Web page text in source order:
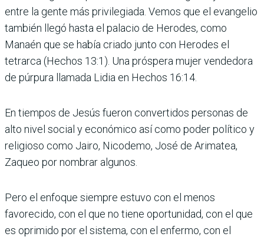
entre la gente más privilegiada. Vemos que el evangelio
también llegó hasta el palacio de Herodes, como
Manaén que se había criado junto con Herodes el
tetrarca (Hechos 13:1). Una próspera mujer vendedora
de púrpura llamada Lidia en Hechos 16:14.
En tiempos de Jesús fueron convertidos personas de
alto nivel social y económico así como poder político y
religioso como Jairo, Nicodemo, José de Arimatea,
Zaqueo por nombrar algunos.
Pero el enfoque siempre estuvo con el menos
favorecido, con el que no tiene oportunidad, con el que
es oprimido por el sistema, con el enfermo, con el